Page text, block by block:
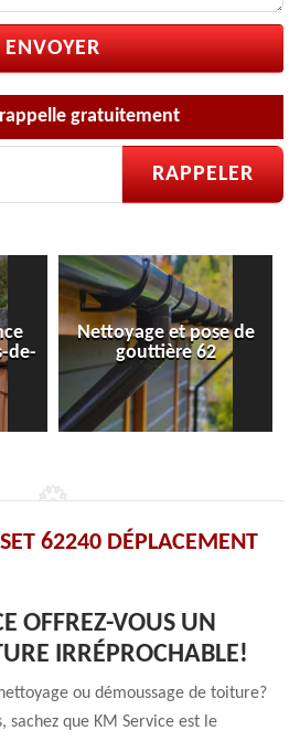
gratuitement
Nettoyage et pose de
gouttière 62
62240 DÉPLACEMENT
OFFREZ-VOUS UN
IRRÉPROCHABLE!
ou démoussage de toiture?
sachez que KM Service est le